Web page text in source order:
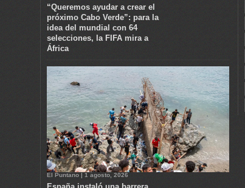
“Queremos ayudar a crear el
próximo Cabo Verde”: para la
idea del mundial con 64
selecciones, la FIFA mira a
África
El Puntano | 1 agosto, 2026